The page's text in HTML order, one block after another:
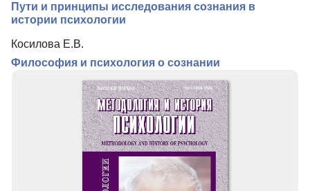
Пути и принципы исследования сознания в
истории психологии
Косилова Е.В.
Философия и психология о сознании